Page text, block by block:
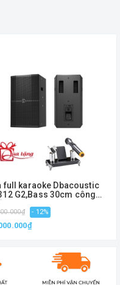
dây sạc
full karaoke Dbacoustic
G2,Bass 30cm công
- 12%